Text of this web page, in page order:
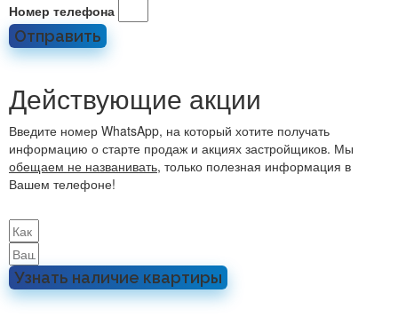
Номер телефона
Отправить
Действующие акции
Введите номер WhatsApp, на который хотите получать
информацию о старте продаж и акциях застройщиков. Мы
обещаем не названивать, только полезная информация в
Вашем телефоне!
Узнать наличие квартиры